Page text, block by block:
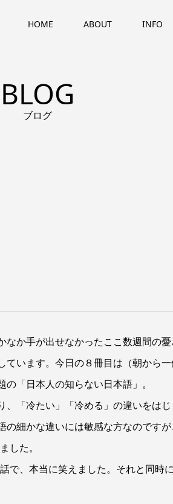
HOME ABOUT INFO
BLOG
ブログ
なか手が出せなかったここ数週間の
ています。今日の８冊目は（朝から
「日本人の知らない日本語」。
、「冷たい」「冷める」の違いをはじ
の細かな違いには敏感な方なのです
した。
で、本当に笑えました。それと同時